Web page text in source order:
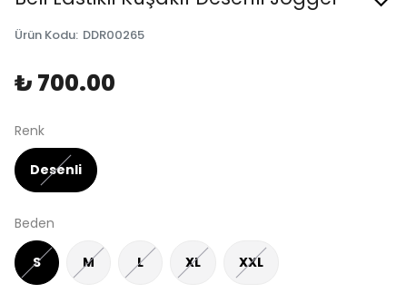
Ürün Kodu: DDR00265
₺ 700.00
Renk
Desenli
Beden
S M L XL XXL